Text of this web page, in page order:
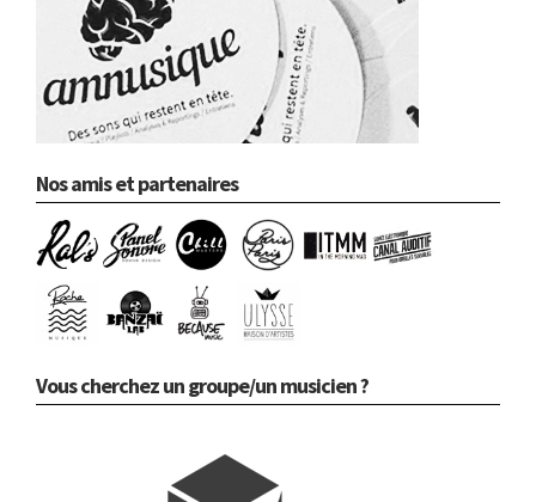
Nos amis et partenaires
Vous cherchez un groupe/un musicien ?